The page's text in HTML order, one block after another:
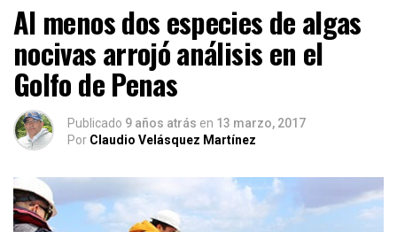
Al menos dos especies de algas
nocivas arrojó análisis en el
Golfo de Penas
Publicado 9 años atrás en 13 marzo, 2017
Por Claudio Velásquez Martínez